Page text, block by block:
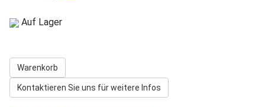
Auf Lager
Warenkorb
Kontaktieren Sie uns für weitere Infos